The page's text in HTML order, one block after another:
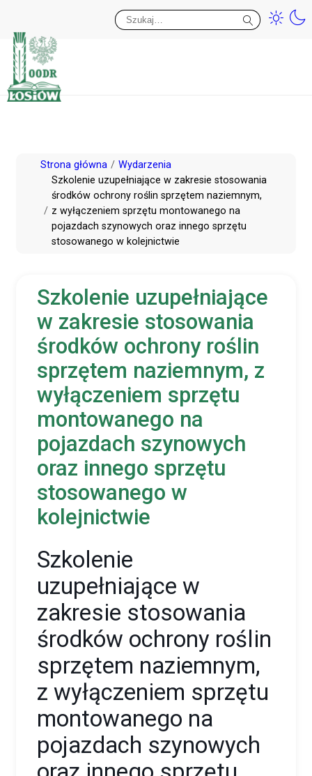
PrzejdźStrona główna
Wydarzenia
Szkolenie uzupełniające w zakresie stosowania
środków ochrony roślin sprzętem naziemnym,
z wyłączeniem sprzętu montowanego na
pojazdach szynowych oraz innego sprzętu
stosowanego w kolejnictwie
Szkolenie uzupełniające
w zakresie stosowania
środków ochrony roślin
sprzętem naziemnym, z
wyłączeniem sprzętu
montowanego na
pojazdach szynowych
oraz innego sprzętu
stosowanego w
kolejnictwie
Szkolenie
uzupełniające w
zakresie stosowania
środków ochrony roślin
sprzętem naziemnym,
z wyłączeniem sprzętu
montowanego na
pojazdach szynowych